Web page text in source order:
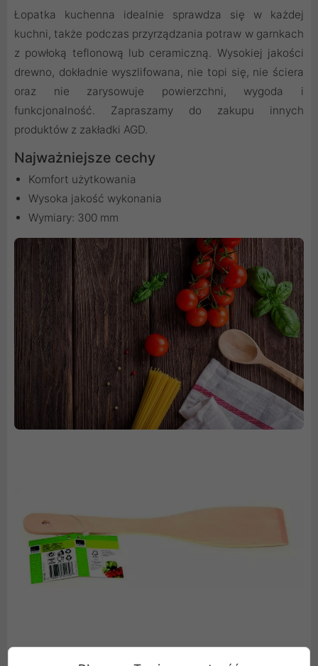
Łopatka kuchenna idealnie sprawdza się w każdej
kuchni, także podczas przyrządzania potraw w garnkach
z powłoką teflonową lub ceramiczną. Wysokiej jakości
drewno, dokładnie wyszlifowana, nie topi się, nie ściera
oraz nie zarysowuje powierzchni, wygoda i
funkcjonalność. Zapraszamy do zakupu innych
produktów z zakładki AGD.
Najważniejsze cechy
Komfort użytkowania
Wysoka jakość wykonania
Wymiary: 300 mm